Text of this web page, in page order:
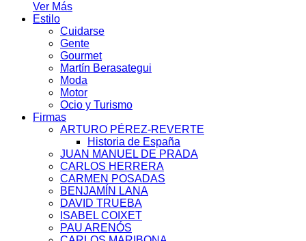
Ver Más
Estilo
Cuidarse
Gente
Gourmet
Martín Berasategui
Moda
Motor
Ocio y Turismo
Firmas
ARTURO PÉREZ-REVERTE
Historia de España
JUAN MANUEL DE PRADA
CARLOS HERRERA
CARMEN POSADAS
BENJAMÍN LANA
DAVID TRUEBA
ISABEL COIXET
PAU ARENÓS